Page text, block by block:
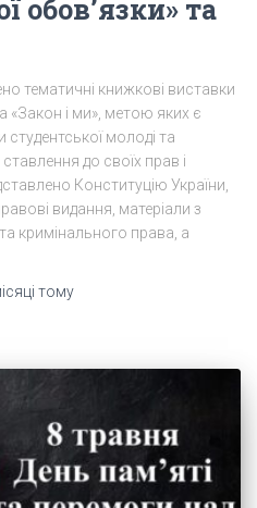
обов’язки» та
тематичні книжкові виставки
«Закон і ми», метою яких є
молоді та
до своїх прав і
Конституцію України,
видання, матеріали з
кримінального права, а
тому